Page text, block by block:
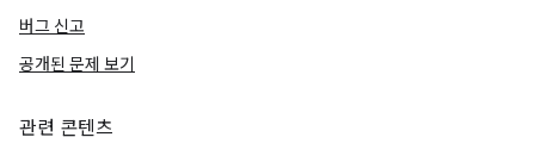
버그 신고
공개된 문제 보기
관련 콘텐츠